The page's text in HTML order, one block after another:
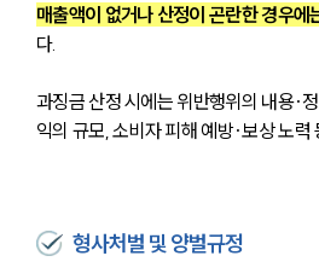
매출액이 없거나 산정이 곤란한 경우에
다.
과징금 산정 시에는 위반행위의 내용·
익의 규모, 소비자 피해 예방·보상 노력
형사처벌 및 양벌규정